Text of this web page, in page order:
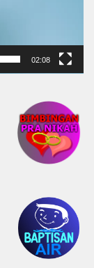
02:08